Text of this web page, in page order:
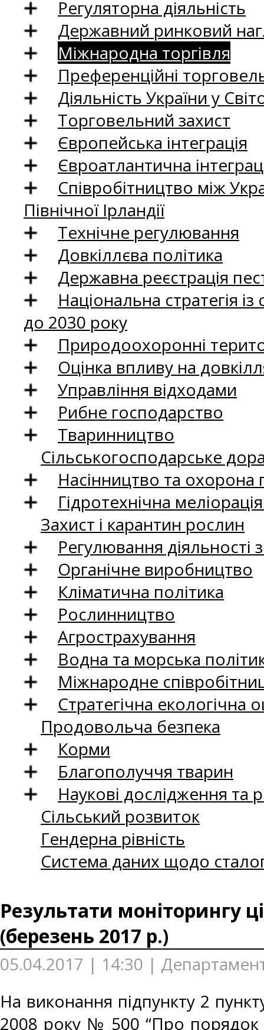
Регуляторна діяльність
Державний ринковий
Міжнародна торгівля
Преференційні
Діяльність України у
Торговельний захист
Європейська інтеграція
Євроатлантична
Співробітництво між
Північної Ірландії
Технічне регулювання
Довкіллєва політика
Державна реєстрація
Національна стратегія
до 2030 року
Природоохоронні
Оцінка впливу на
Управління відходами
Рибне господарство
Тваринництво
Сільськогосподарське
Насінництво та
Гідротехнічна
Захист і карантин рослин
Регулювання
Органічне виробництво
Кліматична політика
Рослинництво
Агрострахування
Водна та морська
Міжнародне
Стратегічна екологічна
Продовольча безпека
Корми
Благополуччя тварин
Наукові дослідження та
Сільський розвиток
Гендерна рівність
Система даних щодо
Результати моніторингу
(березень 2017 р.)
05.04.2017 | 14:30 |
На виконання підпункту 2
2008 року № 500 “Про порядок